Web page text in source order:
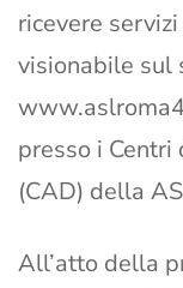
ricevere
visionabile sul
presso i
(CAD) della
All’atto della